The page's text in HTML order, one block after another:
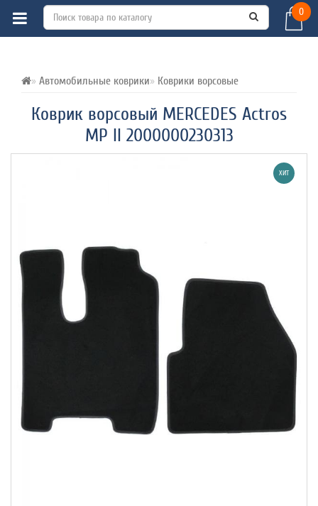
0
Автомобильные коврики Коврики ворсовые
Коврик ворсовый MERCEDES Actros
MP II 2000000230313
ВСЕ О ТОВАРЕ ХАРАКТЕРИСТИКИ
ХИТ